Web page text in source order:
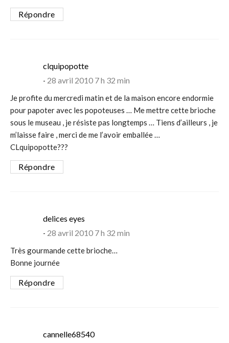
Répondre
clquipopottesays:
28 avril 2010 7 h 32 min
Je profite du mercredi matin et de la maison encore endormie
pour papoter avec les popoteuses … Me mettre cette brioche
sous le museau , je résiste pas longtemps … Tiens d’ailleurs , je
m’laisse faire , merci de me l’avoir emballée …
CLquipopotte???
Répondre
delices eyes
28 avril 2010 7 h 32 min
Très gourmande cette brioche…
Bonne journée
Répondre
cannelle68540says: